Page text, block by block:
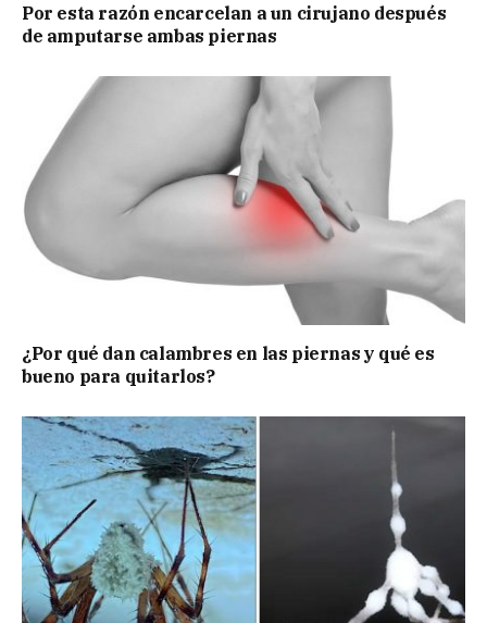
Por esta razón encarcelan a un cirujano después
de amputarse ambas piernas
¿Por qué dan calambres en las piernas y qué es
bueno para quitarlos?